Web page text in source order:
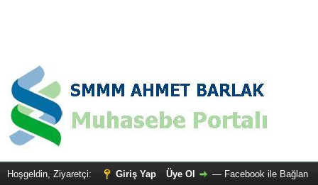
Hoşgeldin, Ziyaretçi: Giriş Yap Üye Ol — Facebook ile Bağlan